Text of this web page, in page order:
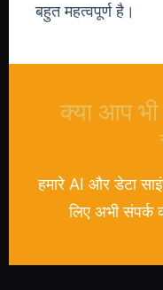
बहुत महत्वपूर्ण है।
क्या आप भी
हमारे AI और डेटा
लिए अभी